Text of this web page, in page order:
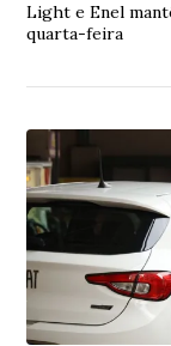
Light e Enel
quarta-feira